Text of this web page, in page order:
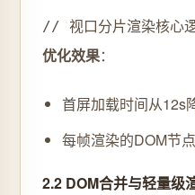
// 视口分片渲染
优化效果：
首屏加载时间从12s
每帧渲染的DOM节
2.2 DOM合并与轻量级